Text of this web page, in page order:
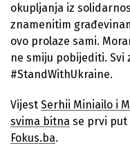
okupljanja iz
znamenitim
ovo prolaze sami.
ne smiju pobijediti. Svi
#StandWithUkraine.
Vijest Serhii Miniailo i
svima bitna se prvi put
Fokus.ba.